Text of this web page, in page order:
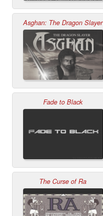
Asghan: The Dragon Slayer
Fade to Black
The Curse of Ra